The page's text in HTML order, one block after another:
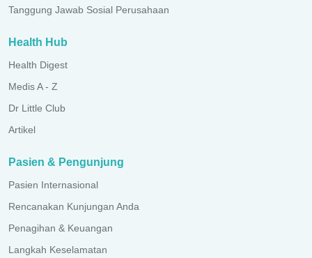
Tanggung Jawab Sosial Perusahaan
Health Hub
Health Digest
Medis A - Z
Dr Little Club
Artikel
Pasien & Pengunjung
Pasien Internasional
Rencanakan Kunjungan Anda
Penagihan & Keuangan
Langkah Keselamatan